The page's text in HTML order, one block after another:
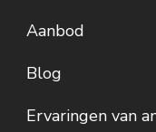
Aanbod
Blog
Ervaringen van